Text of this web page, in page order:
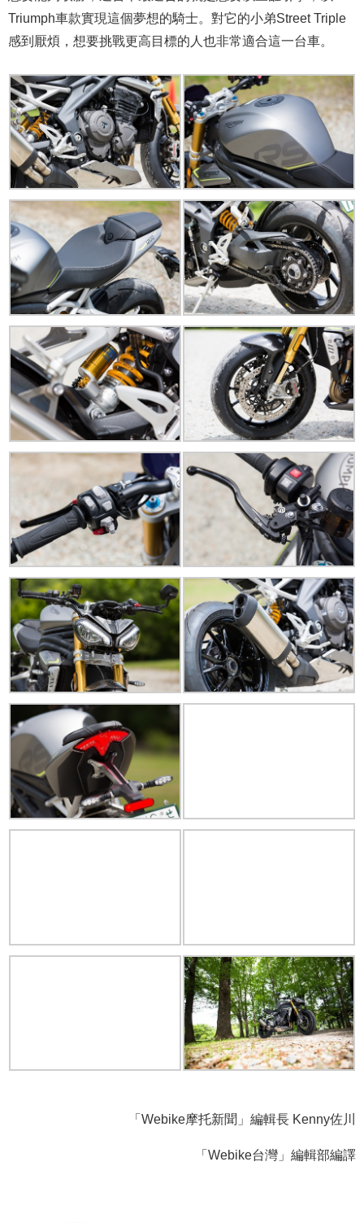
Triumph車款實現這個夢想的騎士。對它的小弟Street Triple
感到厭煩，想要挑戰更高目標的人也非常適合這一台車。
「Webike摩托新聞」編輯長 Kenny佐川
「Webike台灣」編輯部編譯